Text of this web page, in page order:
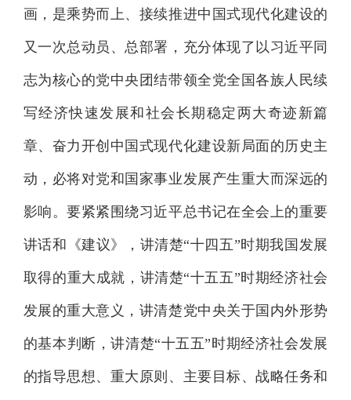
画，是乘势而上、接续推进中国式现代化建设的
又一次总动员、总部署，充分体现了以习近平同
志为核心的党中央团结带领全党全国各族人民续
写经济快速发展和社会长期稳定两大奇迹新篇
章、奋力开创中国式现代化建设新局面的历史主
动，必将对党和国家事业发展产生重大而深远的
影响。要紧紧围绕习近平总书记在全会上的重要
讲话和《建议》，讲清楚“十四五”时期我国发展
取得的重大成就，讲清楚“十五五”时期经济社会
发展的重大意义，讲清楚党中央关于国内外形势
的基本判断，讲清楚“十五五”时期经济社会发展
的指导思想、重大原则、主要目标、战略任务和